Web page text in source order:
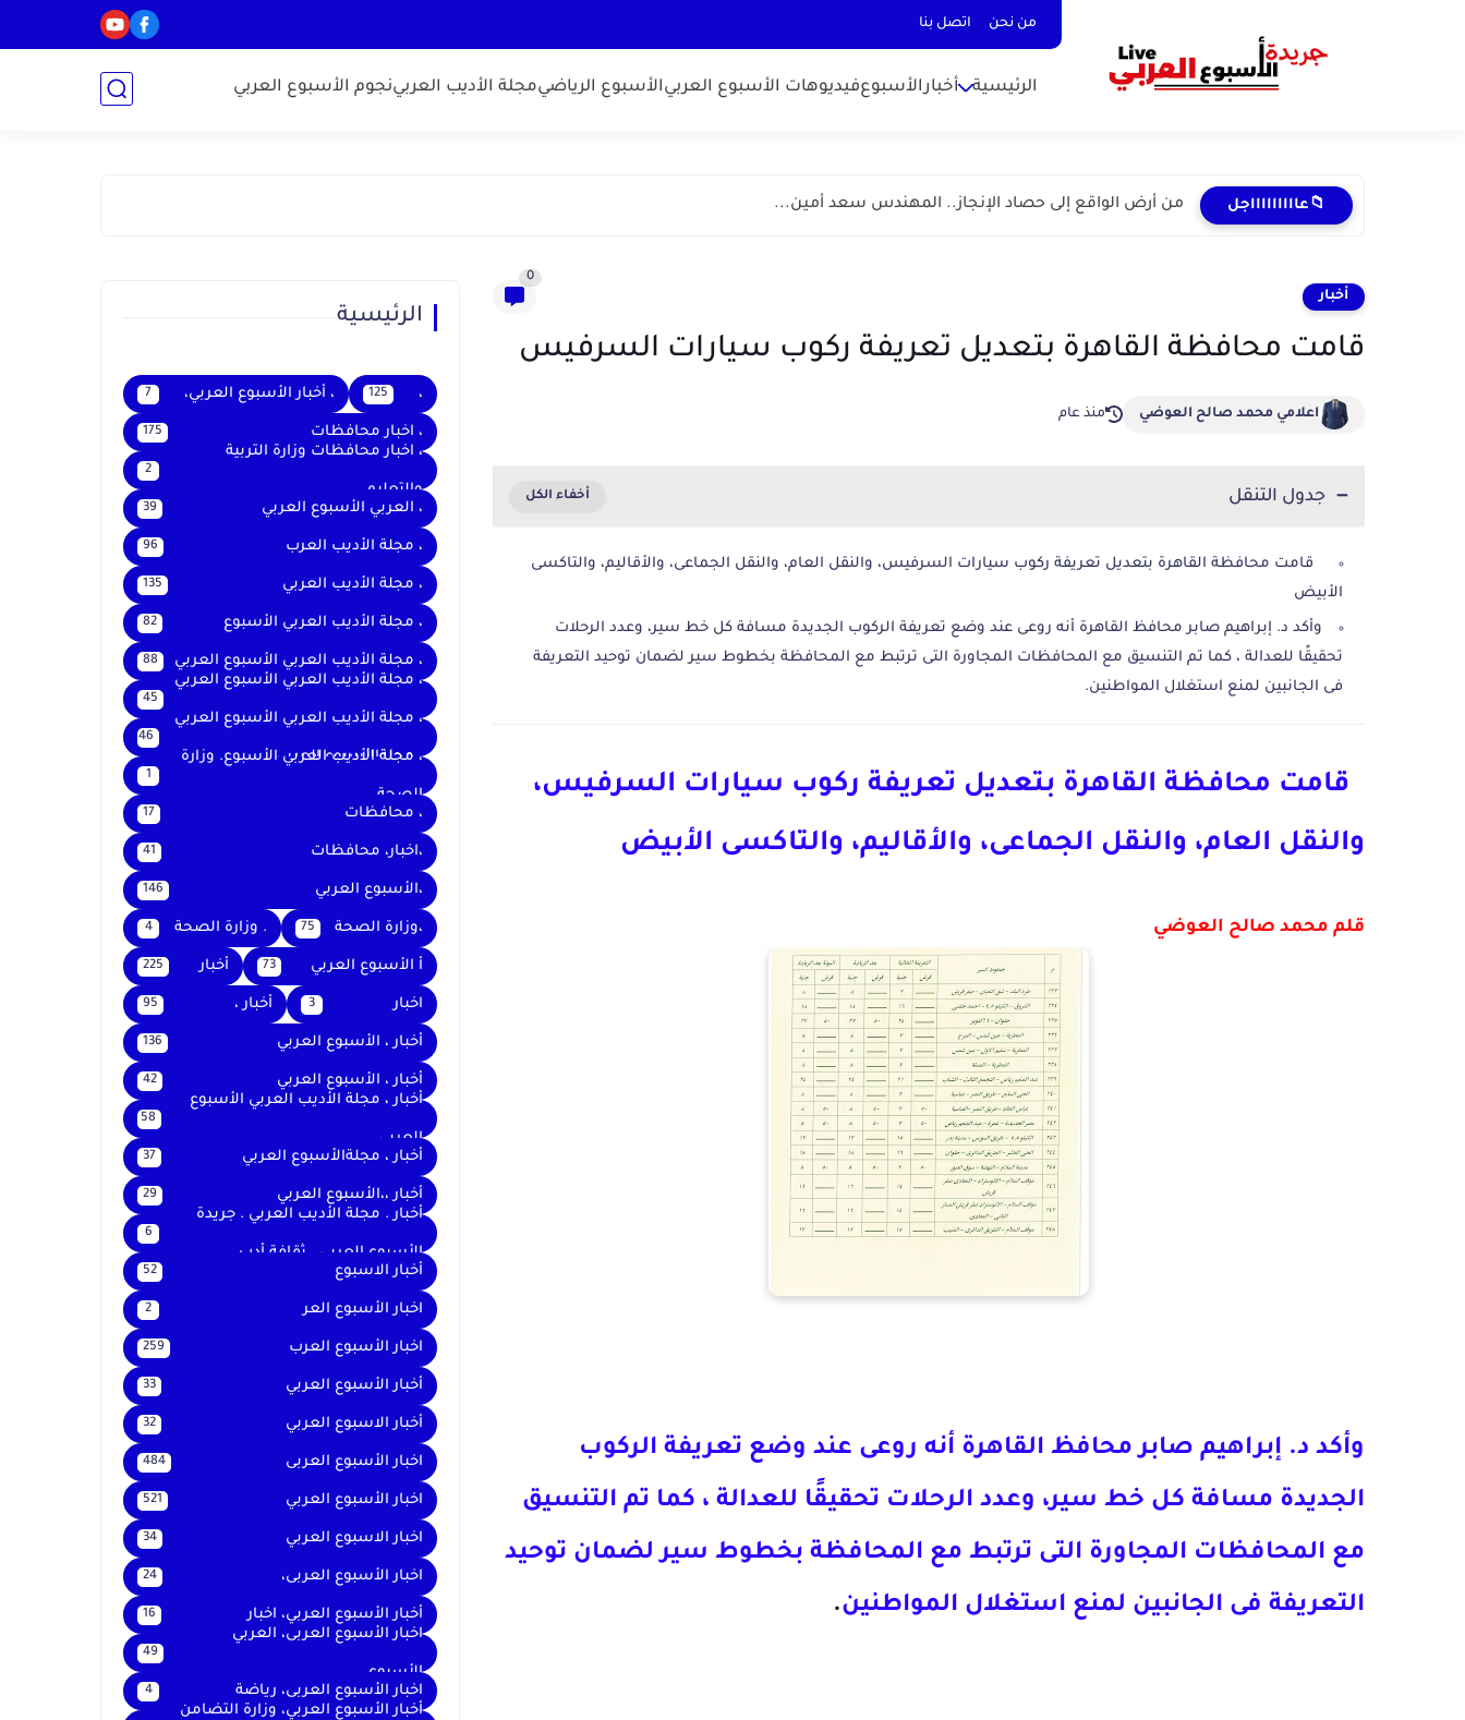
من نحن اتصل بنا
الرئيسية أخبارالأسبوعفيديوهات الأسبوع العربيالأسبوع الرياضيمجلة الأديب العربينجوم الأسبوع العربي
📁عاااااااااجل من أرض الواقع إلى حصاد الإنجاز.. المهندس سعد أمين...
أخبار
0
قامت محافظة القاهرة بتعديل تعريفة ركوب سيارات السرفيس
اعلامي محمد صالح العوضي منذ عام
جدول التنقل
قامت محافظة القاهرة بتعديل تعريفة ركوب سيارات السرفيس، والنقل العام، والنقل الجماعى، والأقاليم، والتاكسى
الأبيض
وأكد د. إبراهيم صابر محافظ القاهرة أنه روعى عند وضع تعريفة الركوب الجديدة مسافة كل خط سير، وعدد الرحلات
تحقيقًا للعدالة ، كما تم التنسيق مع المحافظات المجاورة التى ترتبط مع المحافظة بخطوط سير لضمان توحيد التعريفة
فى الجانبين لمنع استغلال المواطنين.
قامت محافظة القاهرة بتعديل تعريفة ركوب سيارات السرفيس،
والنقل العام، والنقل الجماعى، والأقاليم، والتاكسى الأبيض
قلم محمد صالح العوضي
وأكد د. إبراهيم صابر محافظ القاهرة أنه روعى عند وضع تعريفة الركوب
الجديدة مسافة كل خط سير، وعدد الرحلات تحقيقًا للعدالة ، كما تم التنسيق
مع المحافظات المجاورة التى ترتبط مع المحافظة بخطوط سير لضمان توحيد
التعريفة فى الجانبين لمنع استغلال المواطنين.
الرئيسية
، 125 ، أخبار الأسبوع العربي، 7
، اخبار محافظات 175
، اخبار محافظات وزارة التربية
والتعليم
2
، العربي الأسبوع العربي 39
، مجلة الأديب العرب 96
، مجلة الأديب العربي 135
، مجلة الأديب العربي الأسبوع 82
، مجلة الأديب العربي الأسبوع العربي 88
، مجلة الأديب العربي الأسبوع العربي
،
45
، مجلة الأديب العربي الأسبوع العربي
، مجلةالأسبوع العربي
46
، مجلة الأديب العربي الأسبوع. وزارة
الصحة
1
، محافظات 17
،اخبار، محافظات 41
،الأسبوع العربي 146
،وزارة الصحة 75 . وزارة الصحة 4
أ الأسبوع العربي 73 أخبار 225
اخبار 3 أخبار ، 95
أخبار ، الأسبوع العربي 136
أخبار ، الأسبوع العربي 42
أخبار ، مجلة الأديب العربي الأسبوع
العربي
58
أخبار ، مجلةالأسبوع العربي 37
أخبار ،،الأسبوع العربي 29
أخبار . مجلة الأديب العربي . جريدة
الأسبوع العربي . ثقافة أدب
6
أخبار الاسبوع 52
اخبار الأسبوع العر 2
اخبار الأسبوع العرب 259
أخبار الأسبوع العربي 33
أخبار الاسبوع العربي 32
اخبار الأسبوع العربى 484
اخبار الأسبوع العربي 521
اخبار الاسبوع العربي 34
اخبار الأسبوع العربى، 24
أخبار الأسبوع العربي، اخبار 16
اخبار الأسبوع العربى، العربي
الأسبوع
49
اخبار الأسبوع العربى، رياضة 4
أخبار الأسبوع العربي، وزارة التضامن